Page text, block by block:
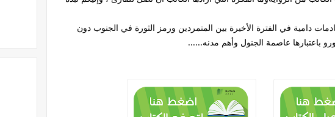
دامية في الفترة الأخيرة بين المتمردين ورمز الثورة في الجنوب دون
باعتبارها عاصمة الجنول وأهم مدنه......